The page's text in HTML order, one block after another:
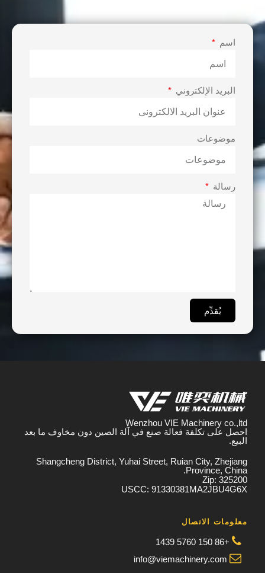
اسم
البريد الإلكتروني
موضوعات
رسالة
يُقدِّم
Wenzhou VIE Machinery co.,ltd
احصل على تكلفة فعالة صنع في آلة الصين دون مخاوف ما بعد
البيع.
Shangcheng District, Yuhai Street, Ruian City, Zhejiang
Province, China.
Zip: 325200
USCC: 91330381MA2JBU4G6X
معلومات الاتصال
+86 150 5760 1439